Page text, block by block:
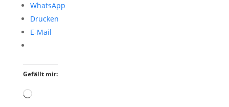
WhatsApp
Drucken
E-Mail
Gefällt mir:
Wird